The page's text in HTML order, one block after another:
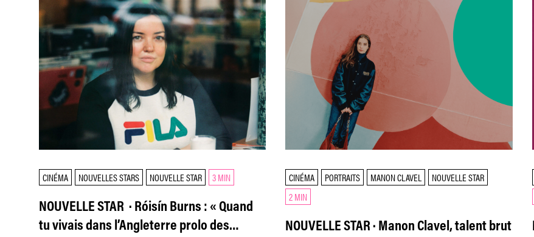
CINÉMA NOUVELLES STARS NOUVELLE STAR 3 MIN
NOUVELLE STAR · Róisín Burns : « Quand
tu vivais dans l’Angleterre prolo des
CINÉMA PORTRAITS MANON CLAVEL
NOUVELLE STAR
2 MIN
NOUVELLE STAR · Manon Clavel, talent brut